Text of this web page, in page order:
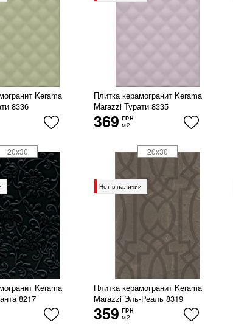
Kerama
8336
Плитка керамогранит Kerama
Marazzi Турати 8335
369 ГРН
м2
Kerama
8217
20x30
Нет в наличии
Плитка керамогранит Kerama
Marazzi Эль-Реаль 8319
359 ГРН
м2
20x30